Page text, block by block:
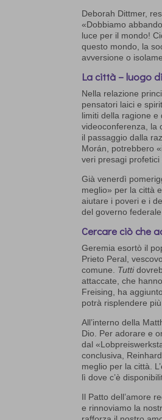
Deborah Dittmer,
«Dobbiamo
luce per il mondo!
questo mondo, la
avversione o
La città – luogo
Nella relazione
pensatori laici e
limiti della ragione e
videoconferenza, la
il passaggio dalla
Morán, potrebbero
veri presagi
Già venerdì
meglio» per la città
aiutare i poveri e i
del governo
Cercare ciò che
Geremia esortò il
Prieto Peral,
comune. Tutti
attaccate, che
Freising, ha
potrà risplendere
All’interno della
Dio. Per adorare e
dal
conclusiva,
meglio per la città.
lì dove c’è
Il Patto dell’amore
e rinnoviamo la